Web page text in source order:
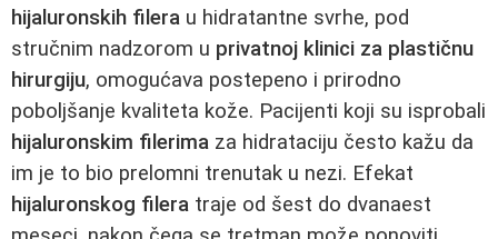
hijaluronskih filera u hidratantne svrhe, pod
stručnim nadzorom u privatnoj klinici za plastičnu
hirurgiju, omogućava postepeno i prirodno
poboljšanje kvaliteta kože. Pacijenti koji su isprobali
hijaluronskim filerima za hidrataciju često kažu da
im je to bio prelomni trenutak u nezi. Efekat
hijaluronskog filera traje od šest do dvanaest